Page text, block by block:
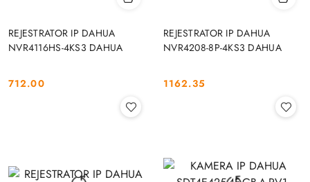
REJESTRATOR IP DAHUA
NVR4116HS-4KS3 DAHUA
Cena:
712.00
REJESTRATOR IP DAHUA
NVR4208-8P-4KS3 DAHUA
Cena:
1162.35